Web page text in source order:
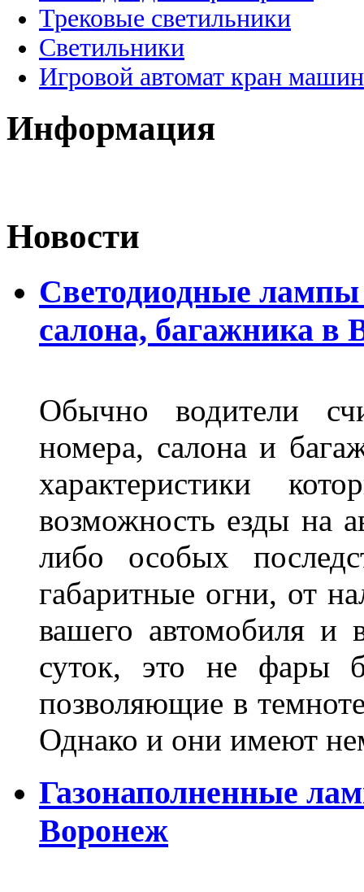
Трековые светильники
Светильники
Игровой автомат кран
Информация
Новости
Светодиодные лампы
салона, багажника в
Обычно водители
номера, салона и
характеристики
возможность езды на
либо особых
габаритные огни, от
вашего автомобиля и
суток, это не фары
позволяющие в
Однако и они имеют
Газонаполненные
Воронеж